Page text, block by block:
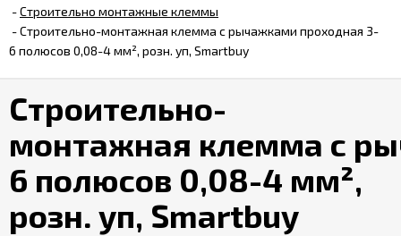
Прайс-
лист
Доставка
и
оплата
Контакты
-Строительно монтажные клеммы
-Строительно-монтажная клемма с рычажками проходная 3-
6 полюсов 0,08-4 мм², розн. уп, Smartbuy
Строительно-
монтажная клемма с
6 полюсов 0,08-4 мм²,
розн. уп, Smartbuy